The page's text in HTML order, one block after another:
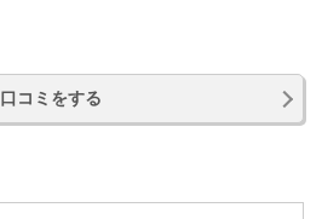
口コミをする